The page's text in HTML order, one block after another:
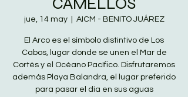
jue, 14 may
  |
AICM - BENITO JUÁREZ
El Arco es el símbolo distintivo de Los
Cabos, lugar donde se unen el Mar de
Cortés y el Océano Pacífico. Disfrutaremos
además Playa Balandra, el lugar preferido
para pasar el día en sus aguas